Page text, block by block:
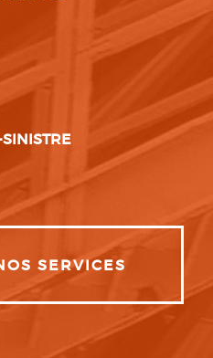
SERVICES